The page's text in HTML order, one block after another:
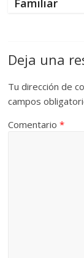
Deja una
Tu dirección de
campos
Comentario*